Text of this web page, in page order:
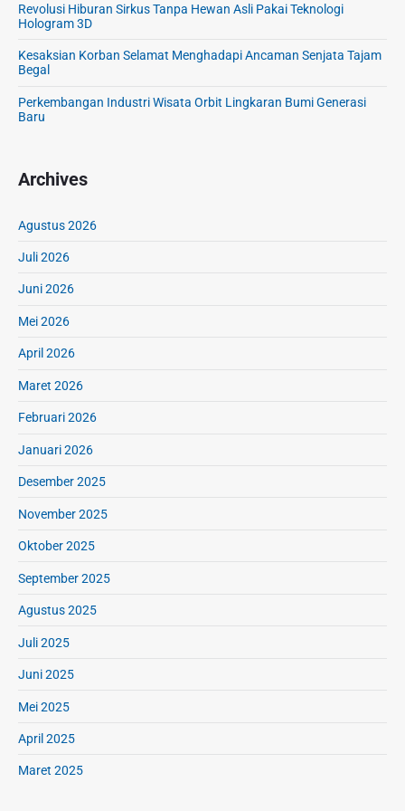
Revolusi Hiburan Sirkus Tanpa Hewan Asli Pakai Teknologi
Hologram 3D
Kesaksian Korban Selamat Menghadapi Ancaman Senjata Tajam
Begal
Perkembangan Industri Wisata Orbit Lingkaran Bumi Generasi
Baru
Archives
Agustus 2026
Juli 2026
Juni 2026
Mei 2026
April 2026
Maret 2026
Februari 2026
Januari 2026
Desember 2025
November 2025
Oktober 2025
September 2025
Agustus 2025
Juli 2025
Juni 2025
Mei 2025
April 2025
Maret 2025